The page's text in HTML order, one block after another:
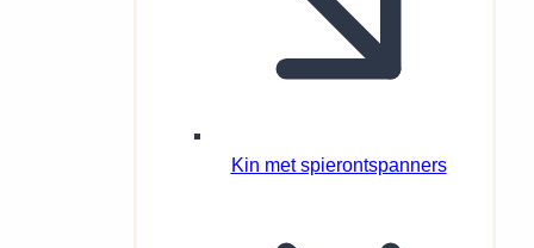
Kin met spierontspanners